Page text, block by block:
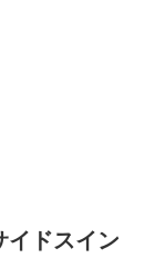
イドスイン